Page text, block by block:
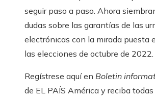
seguir paso a paso. Ahora
dudas sobre las garantías de las
electrónicas con la mirada puesta
las elecciones de octubre de 2022.
Regístrese aquí en Boletin
de EL PAÍS América y reciba todas